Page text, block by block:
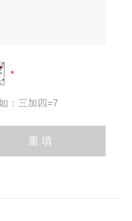
：三加四=7